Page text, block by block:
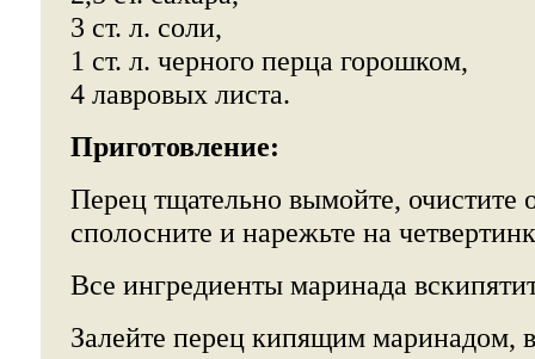
3 ст. л. соли,
1 ст. л. черного перца горошком,
4 лавровых листа.
Приготовление:
Перец тщательно вымойте, очистите
сполосните и нарежьте на
Все ингредиенты маринада
Залейте перец кипящим маринадом,